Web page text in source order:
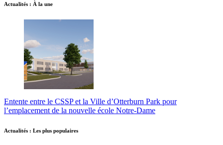
Actualités : À la une
Entente entre le CSSP et la Ville d’Otterburn Park pour
l’emplacement de la nouvelle école Notre-Dame
Actualités : Les plus populaires